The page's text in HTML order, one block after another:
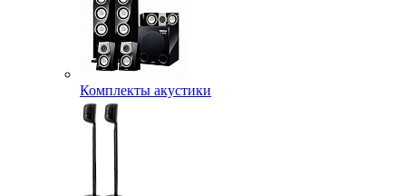
Комплекты акустики